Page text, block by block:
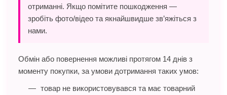
отриманні. Якщо помітите пошкодження —
зробіть фото/відео та якнайшвидше зв’яжіться з
нами.
Обмін або повернення можливі протягом 14 днів з
моменту покупки, за умови дотримання таких умов:
товар не використовувався та має товарний